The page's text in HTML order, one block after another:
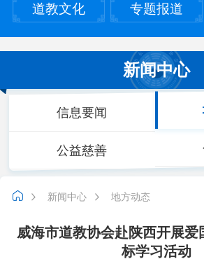
道教文化 专题报道
新闻中心
信息要闻
公益慈善
新闻中心 地方动态
威海市道教协会赴陕西开展爱
标学习活动